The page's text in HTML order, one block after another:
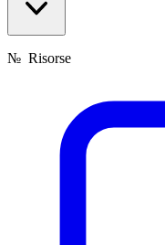
№ Risorse